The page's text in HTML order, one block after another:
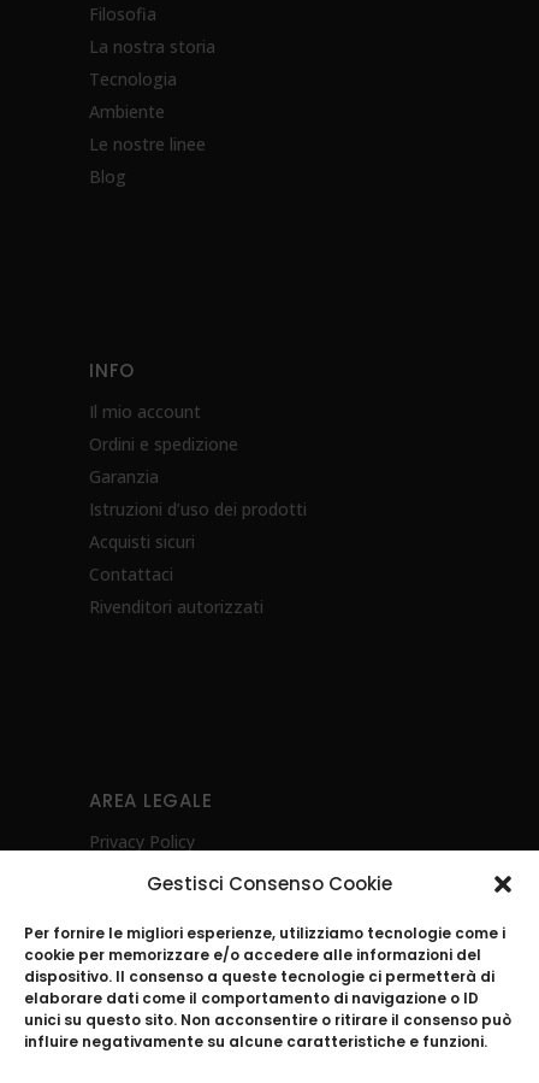
Gestisci Consenso Cookie
Per fornire le migliori esperienze, utilizziamo tecnologie come i
cookie per memorizzare e/o accedere alle informazioni del
dispositivo. Il consenso a queste tecnologie ci permetterà di
elaborare dati come il comportamento di navigazione o ID
unici su questo sito. Non acconsentire o ritirare il consenso può
influire negativamente su alcune caratteristiche e funzioni.
Filosofia
La nostra storia
Tecnologia
Ambiente
Le nostre linee
Blog
INFO
Il mio account
Ordini e spedizione
Garanzia
Istruzioni d’uso dei prodotti
Acquisti sicuri
Contattaci
Rivenditori autorizzati
AREA LEGALE
Privacy Policy
Cookie Policy (UE)
Whistleblowing
Investimenti Sostenibili 4.0
POR CAMPANIA FESR 2021-2027- Energia
Ambiente e Sostenibilità